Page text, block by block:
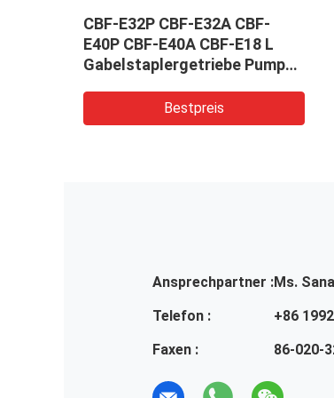
CBF-E32P CBF-E32A CBF-
E40P CBF-E40A CBF-E18 L
Gabelstaplergetriebe Pumpe
Bestpreis
Ansprechpartner :Ms.
Telefon :
+86
Faxen :
86-020-